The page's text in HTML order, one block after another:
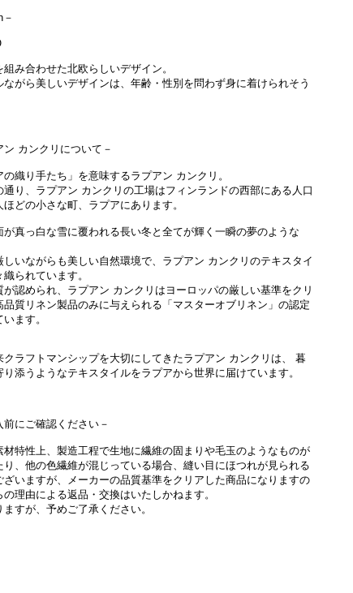
組み合わせた北欧らしいデザイン。
ながら美しいデザインは、年齢・性別を問わず身に着けられそう
ン カンクリについて－
の織り手たち」を意味するラプアン カンクリ。
通り、ラプアン カンクリの工場はフィンランドの西部にある人口
ほどの小さな町、ラプアにあります。
が真っ白な雪に覆われる長い冬と全てが輝く一瞬の夢のような
しいながらも美しい自然環境で、ラプアン カンクリのテキスタイ
られています。
が認められ、ラプアン カンクリはヨーロッパの厳しい基準をクリ
品質リネン製品のみに与えられる「マスターオブリネン」の認定
ます。
クラフトマンシップを大切にしてきたラプアン カンクリは、 暮
り添うようなテキスタイルをラプアから世界に届けています。
前にご確認ください－
材特性上、製造工程で生地に繊維の固まりや毛玉のようなものが
り、他の色繊維が混じっている場合、縫い目にほつれが見られる
ざいますが、メーカーの品質基準をクリアした商品になりますの
の理由による返品・交換はいたしかねます。
ますが、予めご了承ください。